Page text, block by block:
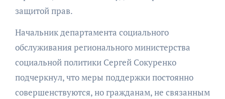
защитой прав.
Начальник департамента социального
обслуживания регионального министерства
социальной политики Сергей Сокуренко
подчеркнул, что меры поддержки постоянно
совершенствуются, но гражданам, не связанным